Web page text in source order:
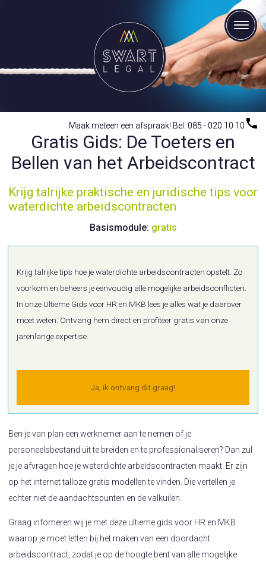
Maak meteen een afspraak! Bel: 085 - 020 10 10
Maak meteen een afspraak! Bel: 085 - 020 10 10
Gratis Gids: De Toeters en
Bellen van het Arbeidscontract
Krijg talrijke praktische en juridische tips voor
waterdichte arbeidscontracten
Basismodule: gratis
Krijg talrijke tips hoe je waterdichte arbeidscontracten opstelt. Zo
voorkom en beheers je eenvoudig alle mogelijke arbeidsconflicten.
In onze Ultieme Gids voor HR en MKB lees je alles wat je daarover
moet weten. Ontvang hem direct en profiteer gratis van onze
jarenlange expertise.
Ja, ik ontvang dit graag!
Ben je van plan een werknemer aan te nemen of je
personeelsbestand uit te breiden en te professionaliseren? Dan zul
je je afvragen hoe je waterdichte arbeidscontracten maakt. Er zijn
op het internet talloze gratis modellen te vinden. Die vertellen je
echter niet de aandachtspunten en de valkuilen.
Graag infomeren wij je met deze ultieme gids voor HR en MKB
waarop je moet letten bij het maken van een doordacht
arbeidscontract, zodat je op de hoogte bent van alle mogelijke